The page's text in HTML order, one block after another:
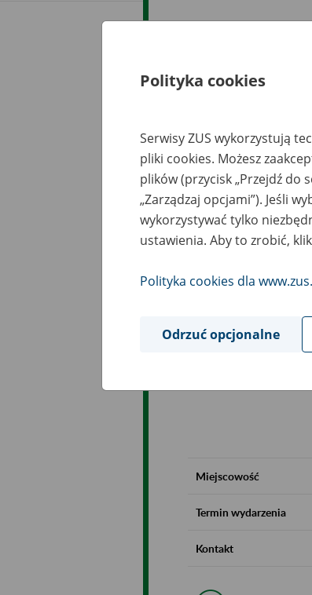
Miejscowość
Termin wydarzenia
Kontakt
Polityka cookies
Serwisy ZUS wykorzystują
pliki cookies. Możesz
plików (przycisk „Przejdź do
„Zarządzaj opcjami”). Jeśli
wykorzystywać tylko
ustawienia. Aby to zrobić,
Polityka cookies dla
Odrzuć opcjonalne